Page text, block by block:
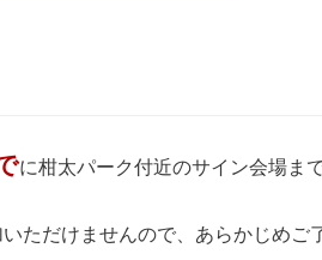
に柑太パーク付近のサイン会場ま
ただけませんので、あらかじめご